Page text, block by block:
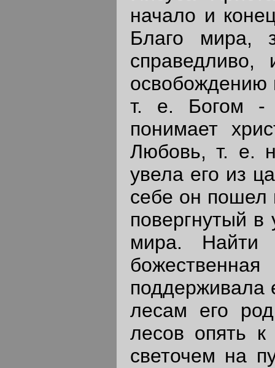
начало и
Благо мира,
освобождению
т. е. Богом -
понимает
Любовь, т. е.
увела его из
себе он пошел
повергнутый в
мира. Найти
поддерживала
лесам его
лесов опять
светочем на